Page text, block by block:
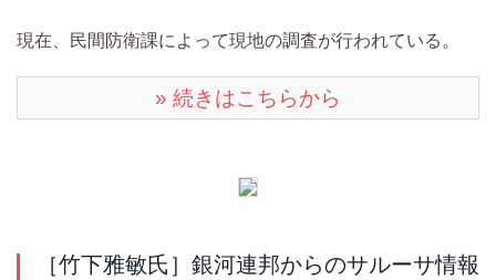
現在、民間防衛課によって現地の調査が行われている。
» 続きはこちらから
［竹下雅敏氏］銀河連邦からのサルーサ情報